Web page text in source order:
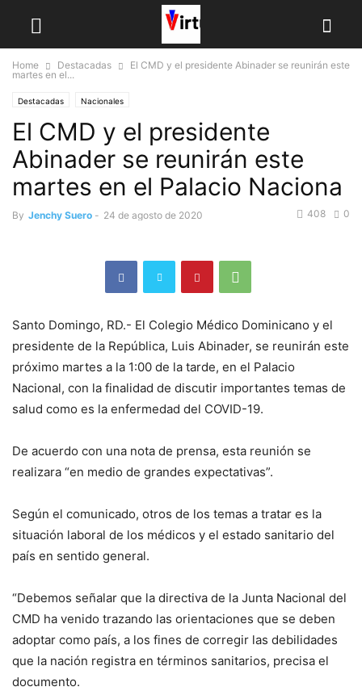
Home Destacadas
El CMD y el presidente Abinader se reunirán este
martes en el...
Destacadas Nacionales
El CMD y el presidente
Abinader se reunirán este
martes en el Palacio Naciona
By Jenchy Suero - 24 de agosto de 2020 0
408
Santo Domingo, RD.- El Colegio Médico Dominicano y el
presidente de la República, Luis Abinader, se reunirán este
próximo martes a la 1:00 de la tarde, en el Palacio
Nacional, con la finalidad de discutir importantes temas de
salud como es la enfermedad del COVID-19.
De acuerdo con una nota de prensa, esta reunión se
realizara “en medio de grandes expectativas”.
Según el comunicado, otros de los temas a tratar es la
situación laboral de los médicos y el estado sanitario del
país en sentido general.
“Debemos señalar que la directiva de la Junta Nacional del
CMD ha venido trazando las orientaciones que se deben
adoptar como país, a los fines de corregir las debilidades
que la nación registra en términos sanitarios, precisa el
documento.